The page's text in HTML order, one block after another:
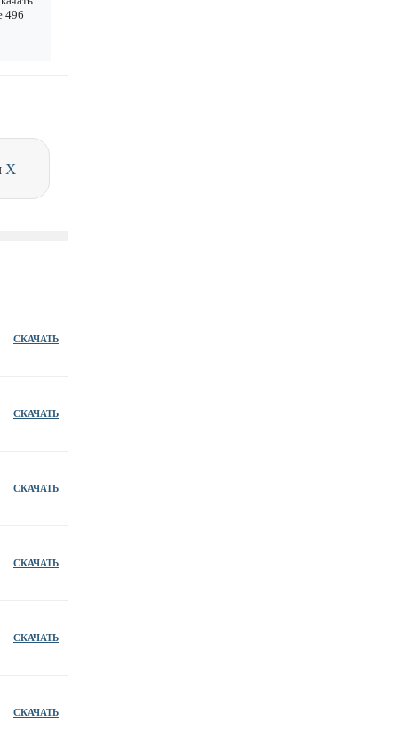
496
X
СКАЧАТЬ
СКАЧАТЬ
СКАЧАТЬ
СКАЧАТЬ
СКАЧАТЬ
СКАЧАТЬ